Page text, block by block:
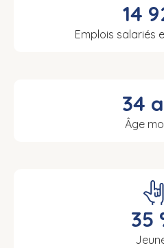
14
Emplois salariés
34
Âge
35